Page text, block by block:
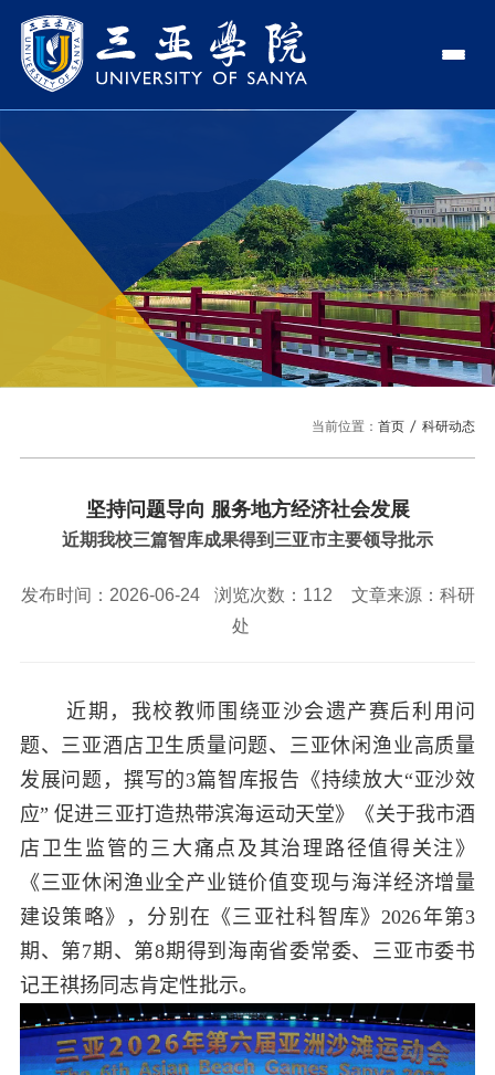
学校领导
理事长
党委书记、政府督导专员
学校简介
走近理事长
学校机构
校园风景
学院与部门
社会治理学院
艺术创意与数字设计学院
文学院
旅游与大健康学院
信息与智能工程学院
马克思主义学院
新闻中心
传媒视点
USY媒体
USY印象
三亚学院公共外交研究中心
招生信息
就业服务
研究生招生
图书馆
教务管理系统 办公OA系统
人才招聘
校内登录
信息公开
校长信箱
English
当前位置： 首页 科研动态
坚持问题导向 服务地方经济社会发展
近期我校三篇智库成果得到三亚市主要领导批示
发布时间：2026-06-24 浏览次数： 112
文章来源：科研
处
近期，我校教师围绕亚沙会遗产赛后利用问
题、三亚酒店卫生质量问题、三亚休闲渔业高质量
发展问题，撰写的3篇智库报告《持续放大“亚沙效
应” 促进三亚打造热带滨海运动天堂》《关于我市酒
店卫生监管的三大痛点及其治理路径值得关注》
《三亚休闲渔业全产业链价值变现与海洋经济增量
建设策略》，分别在《三亚社科智库》2026年第3
期、第7期、第8期得到海南省委常委、三亚市委书
记王祺扬同志肯定性批示。